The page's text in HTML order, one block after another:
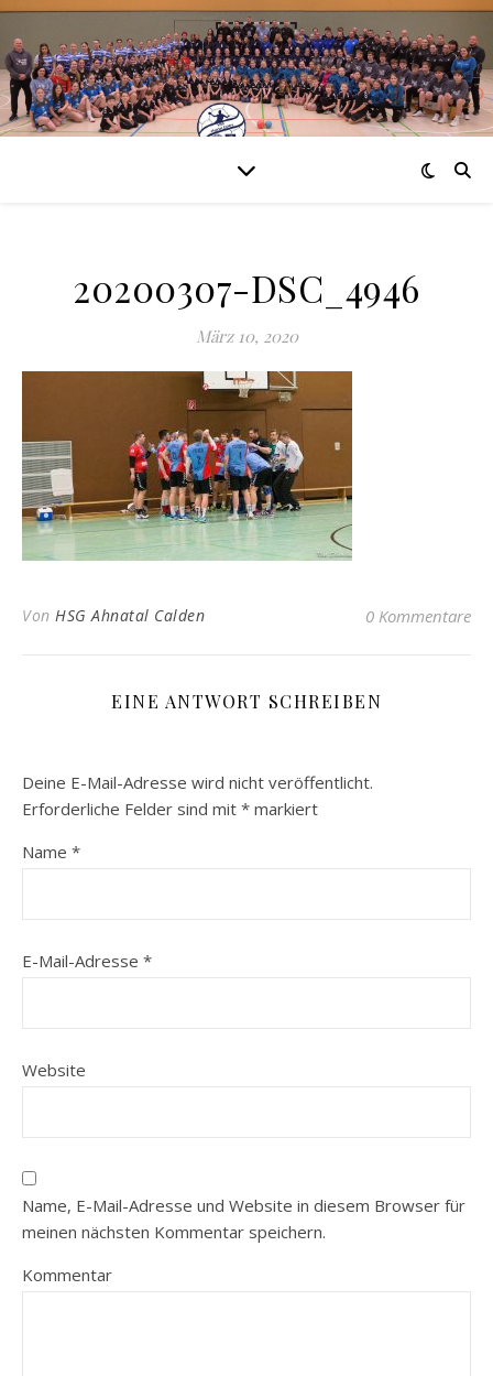
20200307-DSC_4946
März 10, 2020
Von HSG Ahnatal Calden 0 Kommentare
EINE ANTWORT SCHREIBEN
Deine E-Mail-Adresse wird nicht veröffentlicht.
Erforderliche Felder sind mit * markiert
Name *
E-Mail-Adresse *
Website
Name, E-Mail-Adresse und Website in diesem Browser für
meinen nächsten Kommentar speichern.
Kommentar